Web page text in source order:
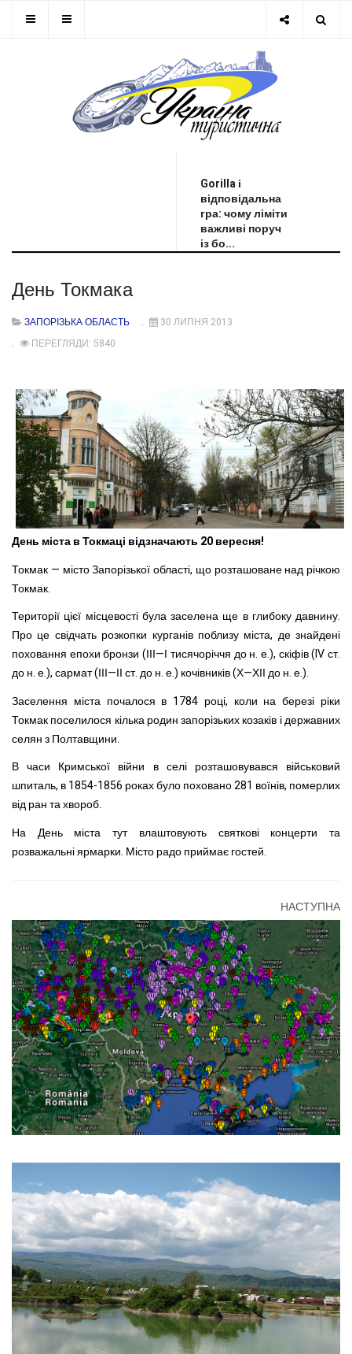
Gorilla і
відповідальна
гра: чому ліміти
важливі поруч
із бо...
День Токмака
ЗАПОРІЗЬКА ОБЛАСТЬ
30 ЛИПНЯ 2013
ПЕРЕГЛЯДИ: 5840
День міста в Токмаці відзначають 20 вересня!
Токмак — місто Запорізької області, що розташоване над річкою
Токмак.
Території цієї місцевості була заселена ще в глибоку давнину.
Про це свідчать розкопки курганів поблизу міста, де знайдені
поховання епохи бронзи (ІІІ—І тисячоріччя до н. е.), скіфів (IV ст.
до н. е.), сармат (ІІІ—ІІ ст. до н. е.) кочівників (Х—ХІІ до н. е.).
Заселення міста почалося в 1784 році, коли на березі ріки
Токмак поселилося кілька родин запорізьких козаків і державних
селян з Полтавщини.
В часи Кримської війни в селі розташовувався військовий
шпиталь, в 1854-1856 роках було поховано 281 воїнів, померлих
від ран та хвороб.
На День міста тут влаштовують святкові концерти та
розважальні ярмарки. Місто радо приймає гостей.
НАСТУПНА